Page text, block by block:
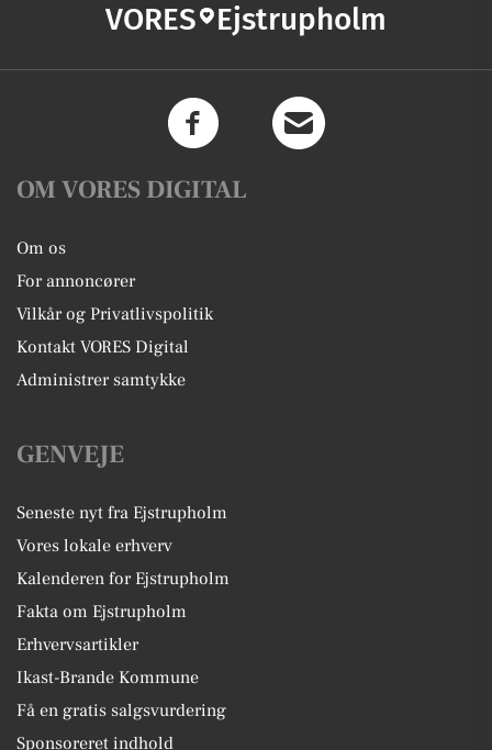
VORES Ejstrupholm
OM VORES DIGITAL
Om os
For annoncører
Vilkår og Privatlivspolitik
Kontakt VORES Digital
Administrer samtykke
GENVEJE
Seneste nyt fra Ejstrupholm
Vores lokale erhverv
Kalenderen for Ejstrupholm
Fakta om Ejstrupholm
Erhvervsartikler
Ikast-Brande Kommune
Få en gratis salgsvurdering
Sponsoreret indhold